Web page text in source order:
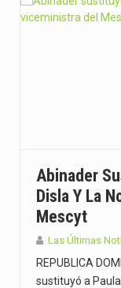
Abinader
Disla Y La
Mescyt
Las Últimas
REPUBLICA
sustituyó a